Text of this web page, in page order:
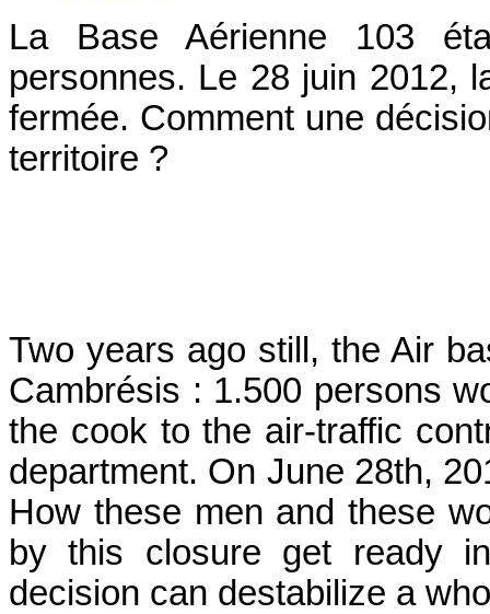
La Base Aérienne 103
personnes. Le 28 juin 2012,
fermée. Comment une
territoire ?
Two years ago still, the Air
Cambrésis : 1.500 persons
the cook to the air-traffic
department. On June 28th,
How these men and these
by this closure get ready
decision can destabilize a